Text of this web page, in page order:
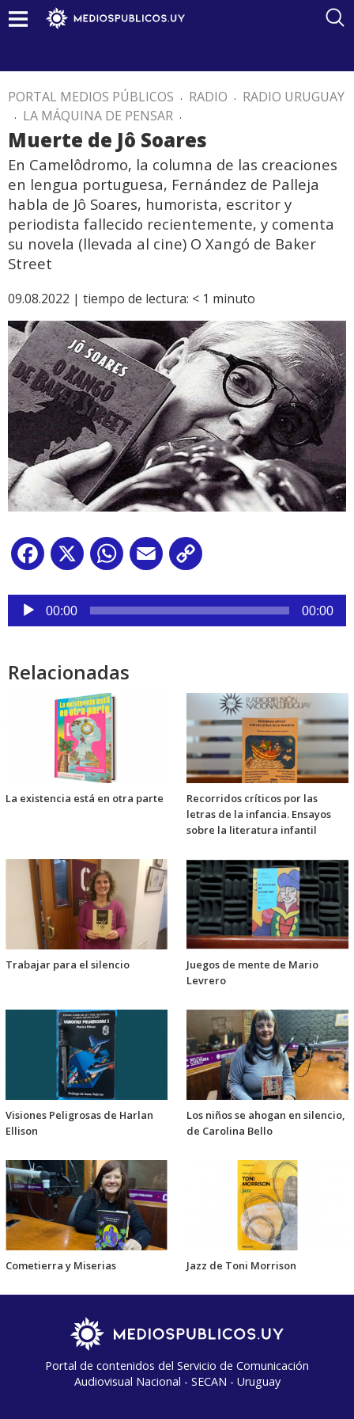
PORTAL MEDIOS PÚBLICOS . RADIO . RADIO URUGUAY
. LA MÁQUINA DE PENSAR .
Muerte de Jô Soares
En Camelôdromo, la columna de las creaciones
en lengua portuguesa, Fernández de Palleja
habla de Jô Soares, humorista, escritor y
periodista fallecido recientemente, y comenta
su novela (llevada al cine) O Xangó de Baker
Street
09.08.2022 | tiempo de lectura: < 1 minuto
Facebook
X WhatsApp
Email
Reproductor
audio
00:00 00:00
Relacionadas
La existencia está en otra parte
Recorridos críticos por las
letras de la infancia. Ensayos
sobre la literatura infantil
Trabajar para el silencio
Juegos de mente de Mario
Levrero
Visiones Peligrosas de Harlan
Ellison
Los niños se ahogan en silencio,
de Carolina Bello
Cometierra y Miserias Jazz de Toni Morrison
Portal de contenidos del Servicio de Comunicación
Audiovisual Nacional - SECAN - Uruguay